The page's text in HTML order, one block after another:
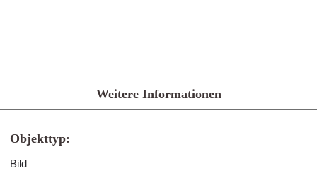
Weitere Informationen
Objekttyp:
Bild